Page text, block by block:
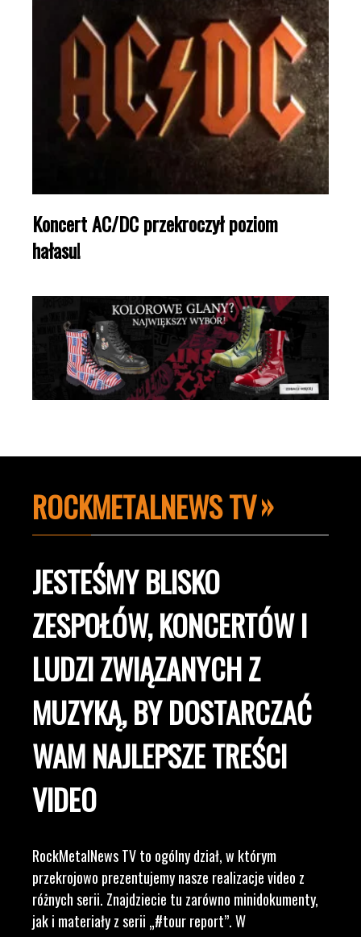
Koncert AC/DC przekroczył poziom
hałasu!
ROCKMETALNEWS TV
JESTEŚMY BLISKO
ZESPOŁÓW, KONCERTÓW I
LUDZI ZWIĄZANYCH Z
MUZYKĄ, BY DOSTARCZAĆ
WAM NAJLEPSZE TREŚCI
VIDEO
RockMetalNews TV to ogólny dział, w którym
przekrojowo prezentujemy nasze realizacje video z
różnych serii. Znajdziecie tu zarówno minidokumenty,
jak i materiały z serii „#tour report”. W